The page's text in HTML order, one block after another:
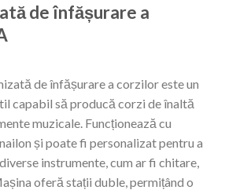
de înfășurare a
de înfășurare a corzilor este un
capabil să producă corzi de înaltă
muzicale. Funcționează cu
și poate fi personalizat pentru a
instrumente, cum ar fi chitare,
oferă stații duble, permițând o